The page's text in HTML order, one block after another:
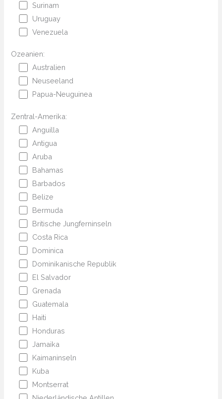
Surinam
Uruguay
Venezuela
Ozeanien:
Australien
Neuseeland
Papua-Neuguinea
Zentral-Amerika:
Anguilla
Antigua
Aruba
Bahamas
Barbados
Belize
Bermuda
Britische Jungferninseln
Costa Rica
Dominica
Dominikanische Republik
El Salvador
Grenada
Guatemala
Haiti
Honduras
Jamaika
Kaimaninseln
Kuba
Montserrat